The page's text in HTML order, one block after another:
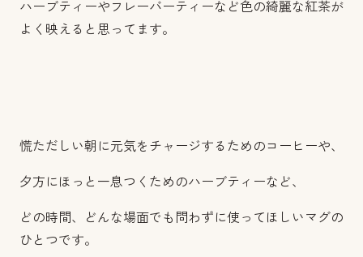
ハーブティーやフレーバーティーなど色の綺麗な紅茶が
よく映えると思ってます。
慌ただしい朝に元気をチャージするためのコーヒーや、
夕方にほっと一息つくためのハーブティーなど、
どの時間、どんな場面でも問わずに使ってほしいマグの
ひとつです。